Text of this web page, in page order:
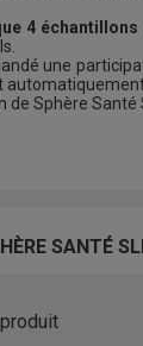
4
une
de Sphère
SANTÉ